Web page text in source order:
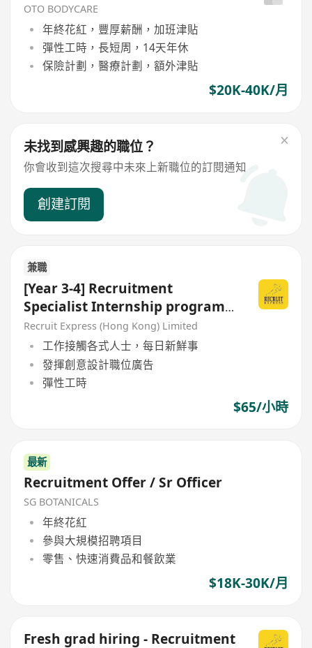
OTO BODYCARE
年終花紅，豐厚薪酬，加班津貼
彈性工時，長短周，14天年休
保險計劃，醫療計劃，額外津貼
$20K-40K/月
未找到感興趣的職位？
你會收到這次搜尋中未來上新職位的訂閱通知
創建訂閱
兼職
[Year 3-4] Recruitment
Specialist Internship program
2026
Recruit Express (Hong Kong) Limited
工作接觸各式人士，每日新鮮事
發揮創意設計職位廣告
彈性工時
$65/小時
最新
Recruitment Offer / Sr Officer
SG BOTANICALS
年終花紅
參與大規模招聘項目
零售、快速消費品和餐飲業
$18K-30K/月
Fresh grad hiring - Recruitment